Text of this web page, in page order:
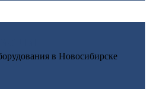
в Новосибирске